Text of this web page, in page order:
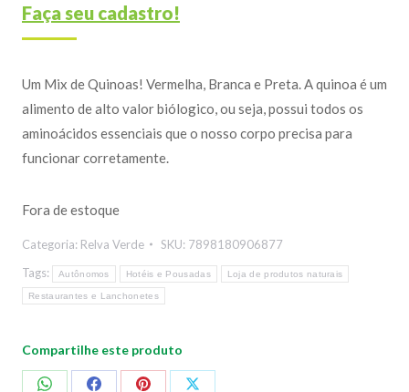
Faça seu cadastro!
Um Mix de Quinoas! Vermelha, Branca e Preta. A quinoa é um
alimento de alto valor biólogico, ou seja, possui todos os
aminoácidos essenciais que o nosso corpo precisa para
funcionar corretamente.
Fora de estoque
Categoria: Relva Verde SKU: 7898180906877
Tags:
Autônomos Hotéis e Pousadas Loja de produtos naturais
Restaurantes e Lanchonetes
Compartilhe este produto